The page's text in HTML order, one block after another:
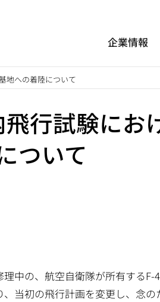
企業情報
地への着陸について
行試験にお
ついて
中の、航空自衛隊が所有する
当初の飛行計画を変更し、念